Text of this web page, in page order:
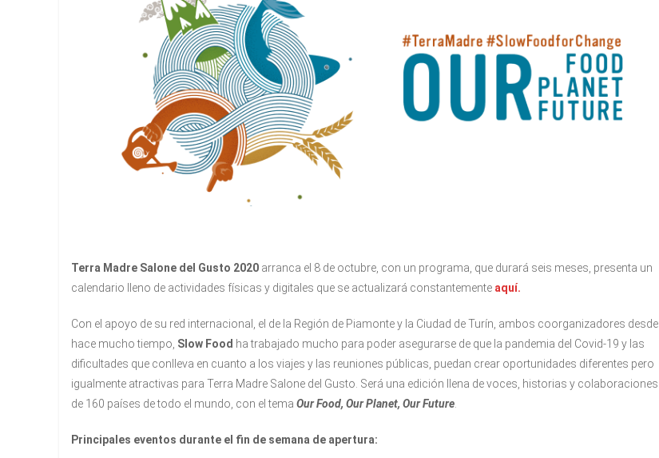
Terra Madre Salone del Gusto 2020 arranca el 8 de octubre, con un programa, que durará seis meses, presenta un
calendario lleno de actividades físicas y digitales que se actualizará constantemente aquí.
Con el apoyo de su red internacional, el de la Región de Piamonte y la Ciudad de Turín, ambos coorganizadores desde
hace mucho tiempo, Slow Food ha trabajado mucho para poder asegurarse de que la pandemia del Covid-19 y las
dificultades que conlleva en cuanto a los viajes y las reuniones públicas, puedan crear oportunidades diferentes pero
igualmente atractivas para Terra Madre Salone del Gusto. Será una edición llena de voces, historias y colaboraciones
de 160 países de todo el mundo, con el tema Our Food, Our Planet, Our Future
Principales eventos durante el fin de semana de apertura: